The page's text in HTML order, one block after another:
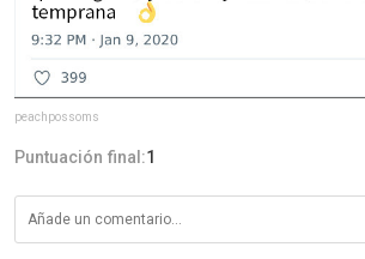
peachpossoms
Puntuación final:1